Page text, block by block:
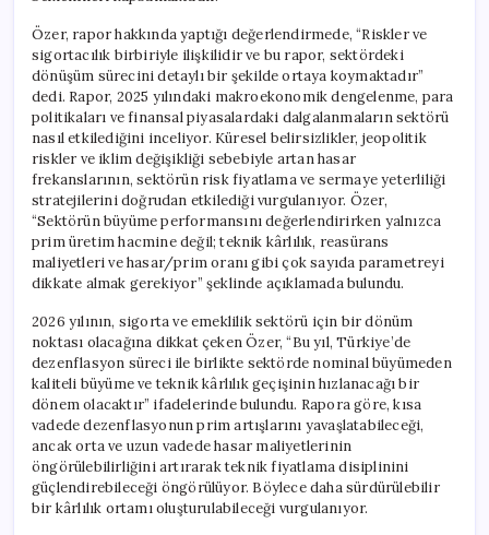
Özer, rapor hakkında yaptığı değerlendirmede, “Riskler ve
sigortacılık birbiriyle ilişkilidir ve bu rapor, sektördeki
dönüşüm sürecini detaylı bir şekilde ortaya koymaktadır”
dedi. Rapor, 2025 yılındaki makroekonomik dengelenme, para
politikaları ve finansal piyasalardaki dalgalanmaların sektörü
nasıl etkilediğini inceliyor. Küresel belirsizlikler, jeopolitik
riskler ve iklim değişikliği sebebiyle artan hasar
frekanslarının, sektörün risk fiyatlama ve sermaye yeterliliği
stratejilerini doğrudan etkilediği vurgulanıyor. Özer,
“Sektörün büyüme performansını değerlendirirken yalnızca
prim üretim hacmine değil; teknik kârlılık, reasürans
maliyetleri ve hasar/prim oranı gibi çok sayıda parametreyi
dikkate almak gerekiyor” şeklinde açıklamada bulundu.
2026 yılının, sigorta ve emeklilik sektörü için bir dönüm
noktası olacağına dikkat çeken Özer, “Bu yıl, Türkiye’de
dezenflasyon süreci ile birlikte sektörde nominal büyümeden
kaliteli büyüme ve teknik kârlılık geçişinin hızlanacağı bir
dönem olacaktır” ifadelerinde bulundu. Rapora göre, kısa
vadede dezenflasyonun prim artışlarını yavaşlatabileceği,
ancak orta ve uzun vadede hasar maliyetlerinin
öngörülebilirliğini artırarak teknik fiyatlama disiplinini
güçlendirebileceği öngörülüyor. Böylece daha sürdürülebilir
bir kârlılık ortamı oluşturulabileceği vurgulanıyor.